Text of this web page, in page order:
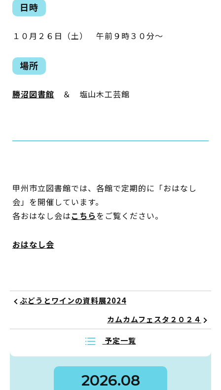
2026.08
日時
１０月２６日（土） 午前９時３０分～
場所
勝沼図書館 ＆ 塩山木工芸館
甲州市立図書館では、各館で定期的に「おはなし
会」を開催しています。
各おはなし会はこちらをご覧ください。
おはなし会
ぶどうとワインの資料展2024
カムカムフェスタ２０２４
予定一覧
キャラクター
おはなし
かい